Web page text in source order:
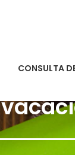
CONSULTA